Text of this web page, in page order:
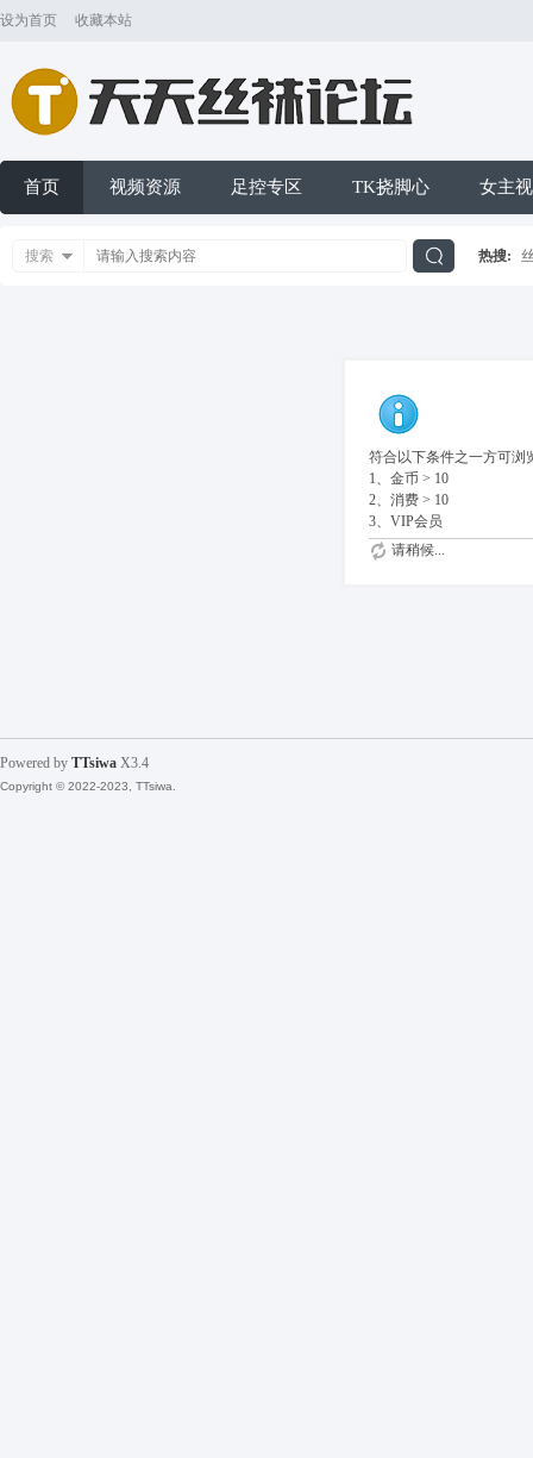
设为首页 收藏本站
首页 视频资源 足控专区 TK挠脚心 女主
搜索 热搜:
符合以下条件之一方可浏
1、金币 > 10
2、消费 > 10
3、VIP会员
请稍候...
Powered by TTsiwa X3.4
Copyright © 2022-2023, TTsiwa.